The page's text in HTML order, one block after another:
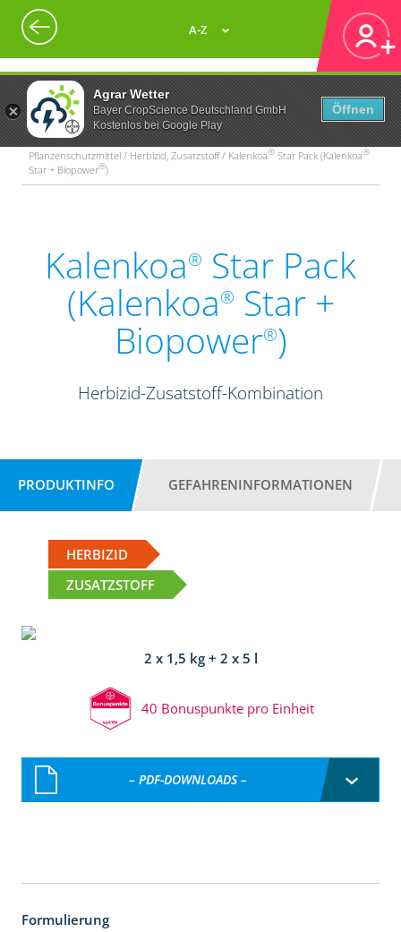
Agrar Wetter
Bayer CropScience Deutschland GmbH
Kostenlos bei Google Play
Öffnen
A-Z
Pflanzenschutzmittel / Herbizid, Zusatzstoff / Kalenkoa® Star Pack (Kalenkoa®
Star + Biopower®)
Kalenkoa® Star Pack
(Kalenkoa® Star +
Biopower®)
Herbizid-Zusatstoff-Kombination
PRODUKTINFO GEFAHRENINFORMATIONEN
HERBIZID
ZUSATZSTOFF
2 x 1,5 kg + 2 x 5 l
40 Bonuspunkte pro Einheit
– PDF-DOWNLOADS –
Formulierung